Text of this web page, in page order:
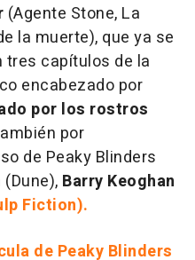
(Agente Stone, La
la muerte), que ya se
capítulos de la
encabezado por
por los rostros
por
de Peaky Blinders
(Dune), Barry Keoghan
Fiction).
de Peaky Blinders